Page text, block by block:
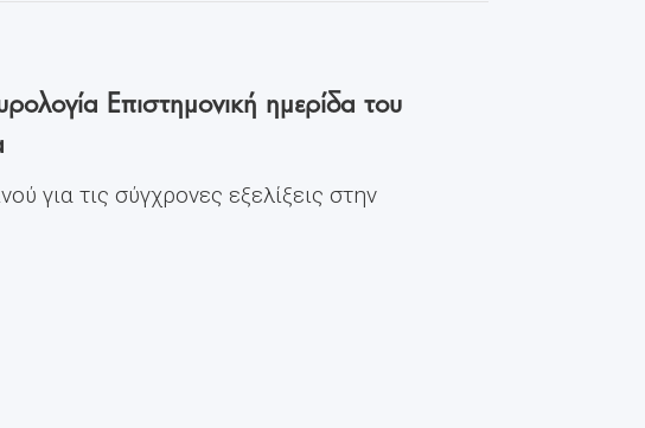
Επιστημονική ημερίδα του
για τις σύγχρονες εξελίξεις στην